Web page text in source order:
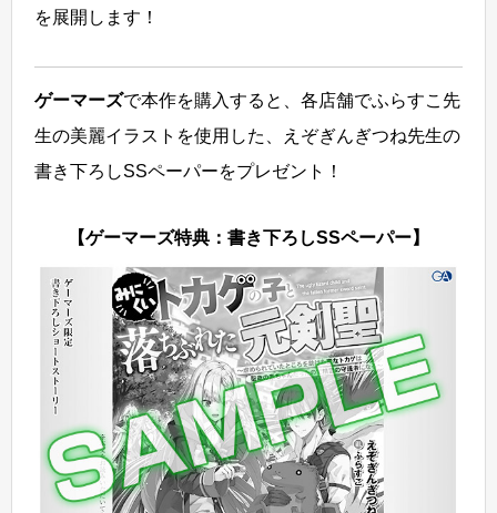
を展開します！
ゲーマーズで本作を購入すると、各店舗でふらすこ先
生の美麗イラストを使用した、えぞぎんぎつね先生の
書き下ろしSSペーパーをプレゼント！
【ゲーマーズ特典：書き下ろしSSペーパー】